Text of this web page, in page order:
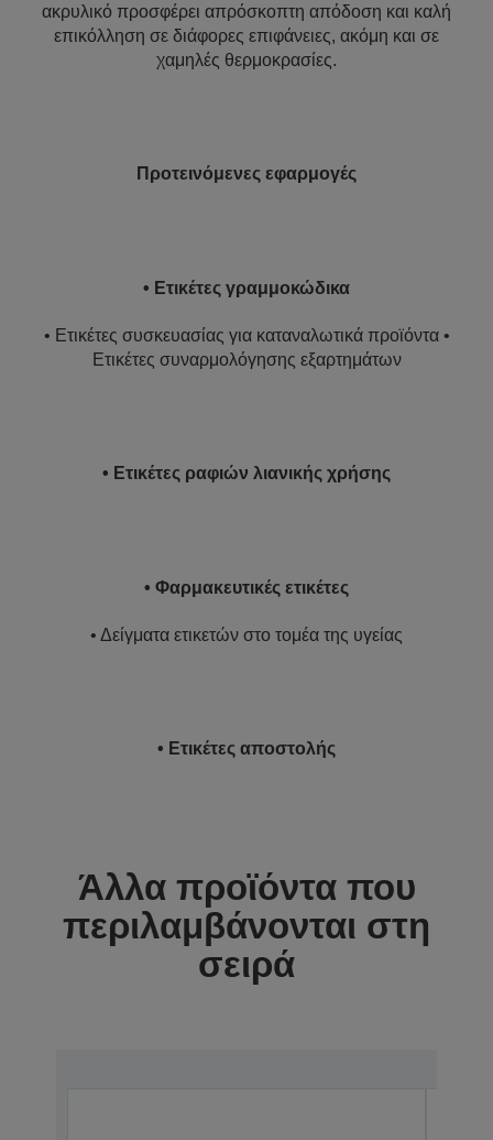
ακρυλικό προσφέρει απρόσκοπτη απόδοση και καλή
επικόλληση σε διάφορες επιφάνειες, ακόμη και σε
χαμηλές θερμοκρασίες.
Προτεινόμενες εφαρμογές
• Ετικέτες γραμμοκώδικα
• Ετικέτες συσκευασίας για καταναλωτικά προϊόντα •
Ετικέτες συναρμολόγησης εξαρτημάτων
• Ετικέτες ραφιών λιανικής χρήσης
• Φαρμακευτικές ετικέτες
• Δείγματα ετικετών στο τομέα της υγείας
• Ετικέτες αποστολής
Άλλα προϊόντα που
περιλαμβάνονται στη
σειρά